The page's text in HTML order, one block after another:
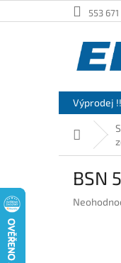
na
553
Výprodej
Domů
BSN
Průměrné